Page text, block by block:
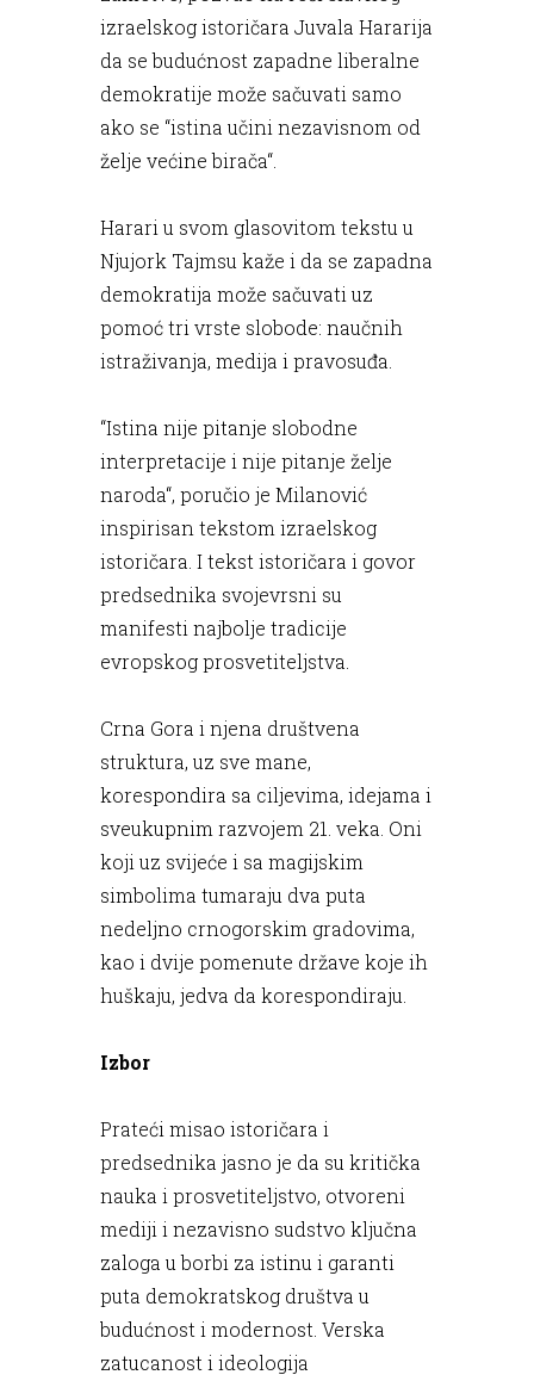
izraelskog istoričara Juvala Hararija
da se budućnost zapadne liberalne
demokratije može sačuvati samo
ako se “istina učini nezavisnom od
želje većine birača“.
Harari u svom glasovitom tekstu u
Njujork Tajmsu kaže i da se zapadna
demokratija može sačuvati uz
pomoć tri vrste slobode: naučnih
istraživanja, medija i pravosuđa.
“Istina nije pitanje slobodne
interpretacije i nije pitanje želje
naroda“, poručio je Milanović
inspirisan tekstom izraelskog
istoričara. I tekst istoričara i govor
predsednika svojevrsni su
manifesti najbolje tradicije
evropskog prosvetiteljstva.
Crna Gora i njena društvena
struktura, uz sve mane,
korespondira sa ciljevima, idejama i
sveukupnim razvojem 21. veka. Oni
koji uz svijeće i sa magijskim
simbolima tumaraju dva puta
nedeljno crnogorskim gradovima,
kao i dvije pomenute države koje ih
huškaju, jedva da korespondiraju.
Izbor
Prateći misao istoričara i
predsednika jasno je da su kritička
nauka i prosvetiteljstvo, otvoreni
mediji i nezavisno sudstvo ključna
zaloga u borbi za istinu i garanti
puta demokratskog društva u
budućnost i modernost. Verska
zatucanost i ideologija